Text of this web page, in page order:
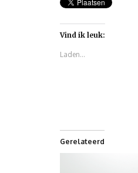
Vind ik leuk:
Laden...
Gerelateerd